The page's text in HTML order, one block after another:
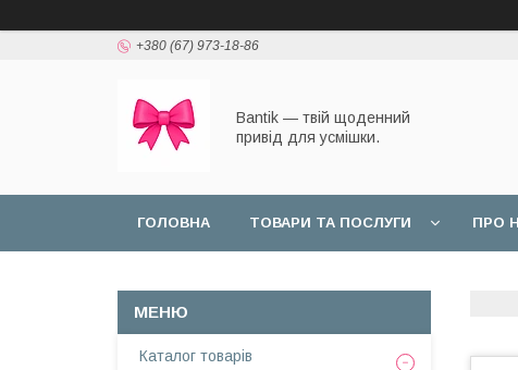
+380 (67) 973-18-86
Bantik — твій щоденний
привід для усмішки.
ГОЛОВНА ТОВАРИ ТА ПОСЛУГИ ПРО
Каталог товарів